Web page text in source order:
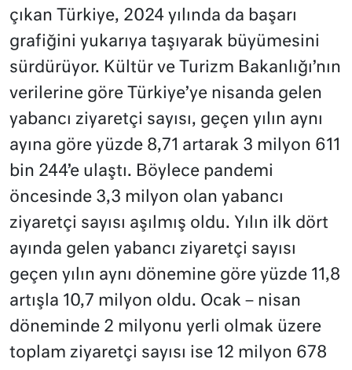
çıkan Türkiye, 2024 yılında da başarı
grafiğini yukarıya taşıyarak büyümesini
sürdürüyor. Kültür ve Turizm Bakanlığı’nın
verilerine göre Türkiye’ye nisanda gelen
yabancı ziyaretçi sayısı, geçen yılın aynı
ayına göre yüzde 8,71 artarak 3 milyon 611
bin 244’e ulaştı. Böylece pandemi
öncesinde 3,3 milyon olan yabancı
ziyaretçi sayısı aşılmış oldu. Yılın ilk dört
ayında gelen yabancı ziyaretçi sayısı
geçen yılın aynı dönemine göre yüzde 11,8
artışla 10,7 milyon oldu. Ocak – nisan
döneminde 2 milyonu yerli olmak üzere
toplam ziyaretçi sayısı ise 12 milyon 678